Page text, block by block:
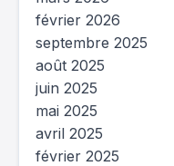
février 2026
septembre 2025
août 2025
juin 2025
mai 2025
avril 2025
février 2025